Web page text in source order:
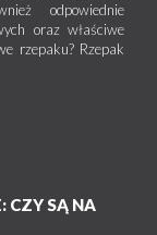
odpowiednie
oraz właściwe
rzepaku? Rzepak
CZY SĄ NA